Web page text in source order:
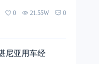
0 21.55W 0
尼亚用车经